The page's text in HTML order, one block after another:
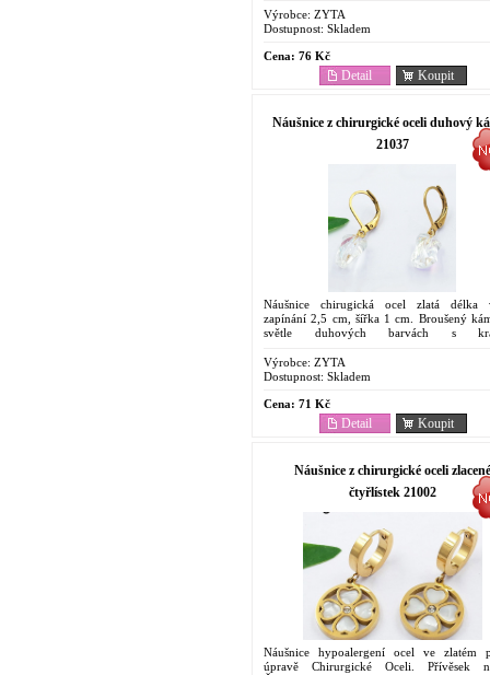
....
Výrobce: ZYTA
Dostupnost: Skladem
Cena: 76 Kč
Koupit
Detail
Náušnice z chirurgické oceli duhový
21037
Náušnice chirugická ocel zlatá délka
zapínání 2,5 cm, šířka 1 cm. Broušený
světle duhových barvách s
dostupný šperk...
Výrobce: ZYTA
Dostupnost: Skladem
Cena: 71 Kč
Koupit
Detail
Náušnice z chirurgické oceli zlacené
čtyřlístek 21002
Náušnice hypoalergení ocel ve zlatém
úpravě Chirurgické Oceli. Přívěsek